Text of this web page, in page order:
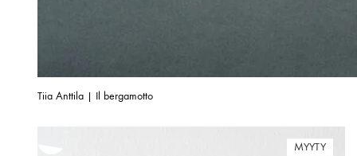
Tiia Anttila | Il bergamotto
MYYTY